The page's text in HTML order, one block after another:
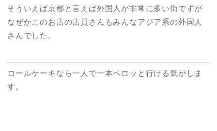
そういえば京都と言えば外国人が非常に多い街ですが
なぜかこのお店の店員さんもみんなアジア系の外国人
さんでした。
ロールケーキなら一人で一本ペロッと行ける気がしま
す。